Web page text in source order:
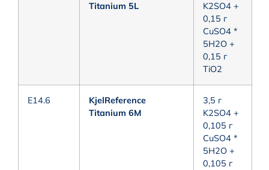
Titanium 5L
K2SO4 +
0,15 г
CuSO4 *
5H2O +
0,15 г
TiO2
E14.6
KjelReference
Titanium 6M
3,5 г
K2SO4 +
0,105 г
CuSO4 *
5H2O +
0,105 г